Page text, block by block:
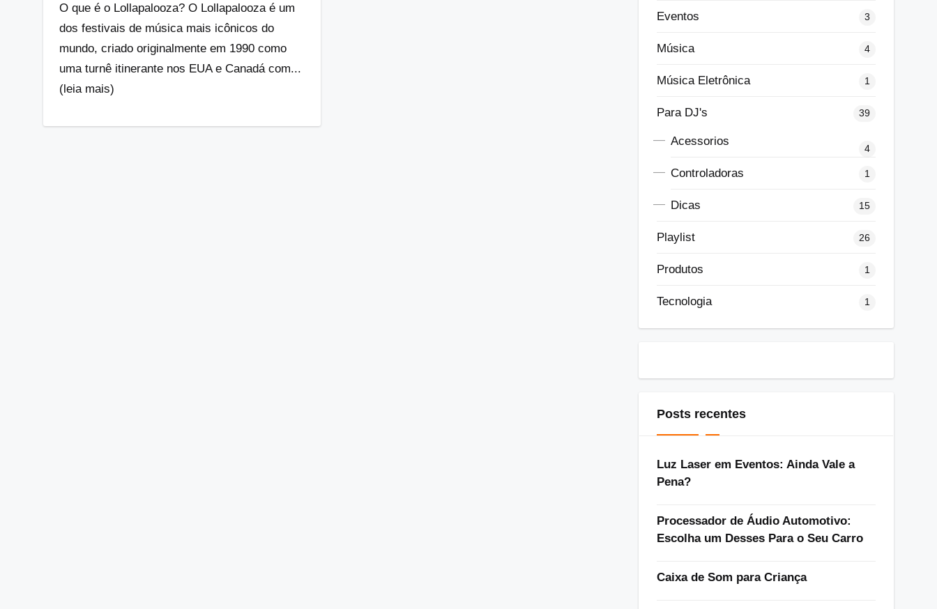
O que é o Lollapalooza? O Lollapalooza é um
dos festivais de música mais icônicos do
mundo, criado originalmente em 1990 como
uma turnê itinerante nos EUA e Canadá com...
(leia mais)
Eventos 3
Música 4
Música Eletrônica 1
Para DJ's 39
Acessorios
4
Controladoras 1
Dicas 15
Playlist 26
Produtos 1
Tecnologia 1
Posts recentes
Luz Laser em Eventos: Ainda Vale a
Pena?
Processador de Áudio Automotivo:
Escolha um Desses Para o Seu Carro
Caixa de Som para Criança